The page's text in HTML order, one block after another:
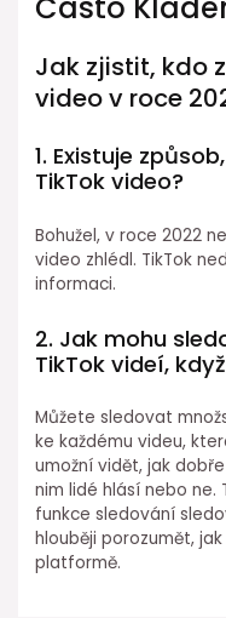
Často
Jak zjistit, kdo
video v roce
1. Existuje
TikTok video?
Bohužel, v roce 2022
video zhlédl. TikTok
informaci.
2. Jak mohu
TikTok videí,
Můžete sledovat
ke každému videu,
umožní vidět, jak
nim lidé hlásí nebo ne.
funkce sledování
hlouběji porozumět,
platformě.